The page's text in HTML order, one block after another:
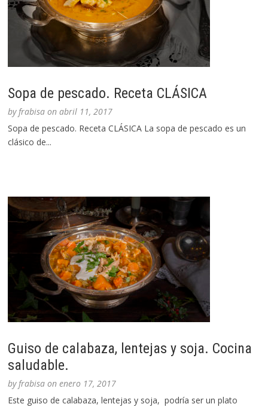
Sopa de pescado. Receta CLÁSICA
byfrabisa onabril 11, 2017
Sopa de pescado. Receta CLÁSICA La sopa de pescado es un
clásico de...
Guiso de calabaza, lentejas y soja. Cocina
saludable.
byfrabisa onenero 17, 2017
Este guiso de calabaza, lentejas y soja, podría ser un plato